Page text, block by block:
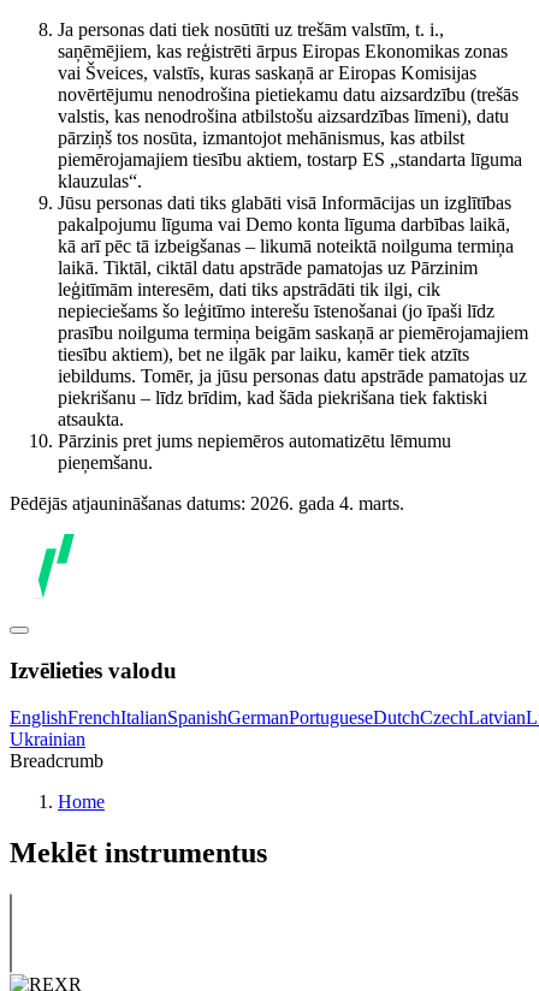
Ja personas dati tiek nosūtīti uz trešām valstīm, t. i.,
saņēmējiem, kas reģistrēti ārpus Eiropas Ekonomikas zonas
vai Šveices, valstīs, kuras saskaņā ar Eiropas Komisijas
novērtējumu nenodrošina pietiekamu datu aizsardzību (trešās
valstis, kas nenodrošina atbilstošu aizsardzības līmeni), datu
pārziņš tos nosūta, izmantojot mehānismus, kas atbilst
piemērojamajiem tiesību aktiem, tostarp ES „standarta līguma
klauzulas“.
Jūsu personas dati tiks glabāti visā Informācijas un izglītības
pakalpojumu līguma vai Demo konta līguma darbības laikā,
kā arī pēc tā izbeigšanas – likumā noteiktā noilguma termiņa
laikā. Tiktāl, ciktāl datu apstrāde pamatojas uz Pārzinim
leģitīmām interesēm, dati tiks apstrādāti tik ilgi, cik
nepieciešams šo leģitīmo interešu īstenošanai (jo īpaši līdz
prasību noilguma termiņa beigām saskaņā ar piemērojamajiem
tiesību aktiem), bet ne ilgāk par laiku, kamēr tiek atzīts
iebildums. Tomēr, ja jūsu personas datu apstrāde pamatojas uz
piekrišanu – līdz brīdim, kad šāda piekrišana tiek faktiski
atsaukta.
Pārzinis pret jums nepiemēros automatizētu lēmumu
pieņemšanu.
Pēdējās atjaunināšanas datums: 2026. gada 4. marts.
Izvēlieties valodu
EnglishFrenchItalianSpanishGermanPortugueseDutchCzechLatvian
Ukrainian
Breadcrumb
Home
Meklēt instrumentus